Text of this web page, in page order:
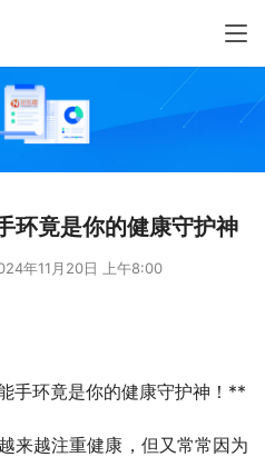
环竟是你的健康守护神
年11月20日 上午8:00
手环竟是你的健康守护神！**
来越注重健康，但又常常因为